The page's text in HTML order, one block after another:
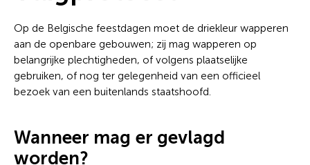
Op de Belgische feestdagen moet de driekleur wapperen
aan de openbare gebouwen; zij mag wapperen op
belangrijke plechtigheden, of volgens plaatselijke
gebruiken, of nog ter gelegenheid van een officieel
bezoek van een buitenlands staatshoofd.
Wanneer mag er gevlagd
worden?